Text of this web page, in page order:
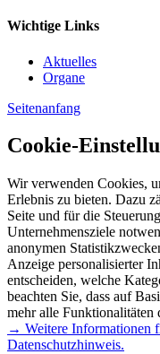
Wichtige Links
Aktuelles
Organe
Seitenanfang
Cookie-
Wir verwenden Cookies,
Erlebnis zu bieten. Dazu
Seite und für die
Unternehmensziele
anonymen
Anzeige personalisierter
entscheiden, welche
beachten Sie, dass auf
mehr alle Funktionalitäten
→ Weitere Informationen
Datenschutzhinweis.